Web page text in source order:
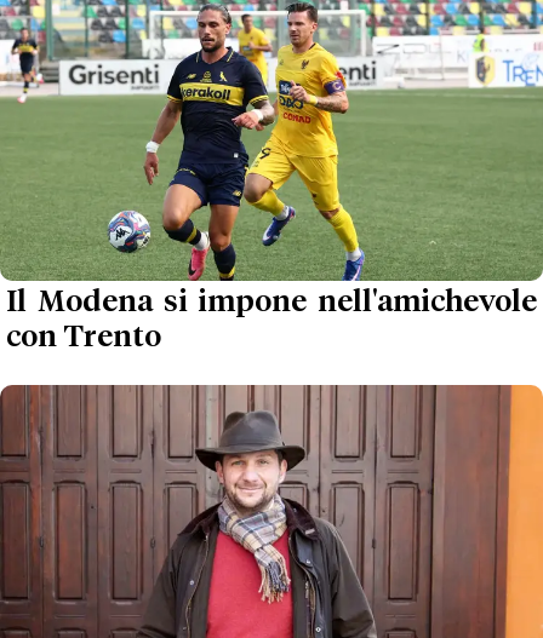
Il Modena si impone nell'amichevole
con Trento